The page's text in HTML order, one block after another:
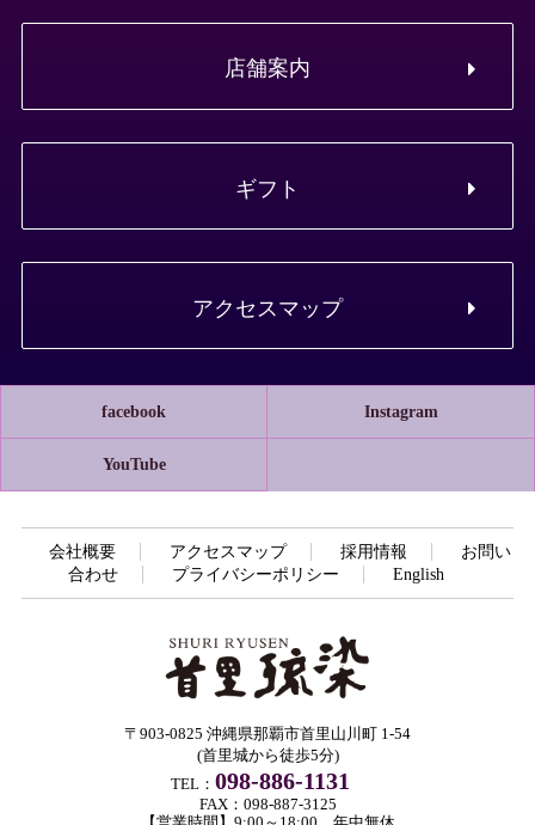
店舗案内
ギフト
アクセスマップ
facebook Instagram
YouTube
会社概要 アクセスマップ 採用情報
お問い
合わせ
プライバシーポリシー English
〒903-0825 沖縄県那覇市首里山川町 1-54
(首里城から徒歩5分)
TEL： 098-886-1131
FAX：098-887-3125